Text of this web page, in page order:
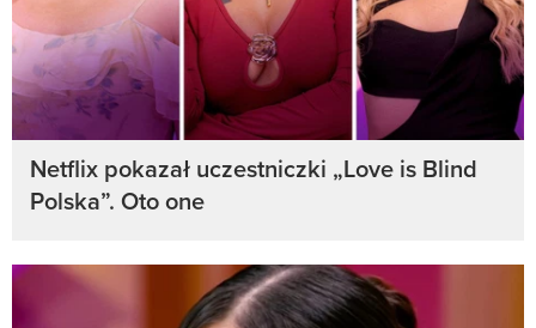
Netflix pokazał uczestniczki „Love is Blind
Polska”. Oto one